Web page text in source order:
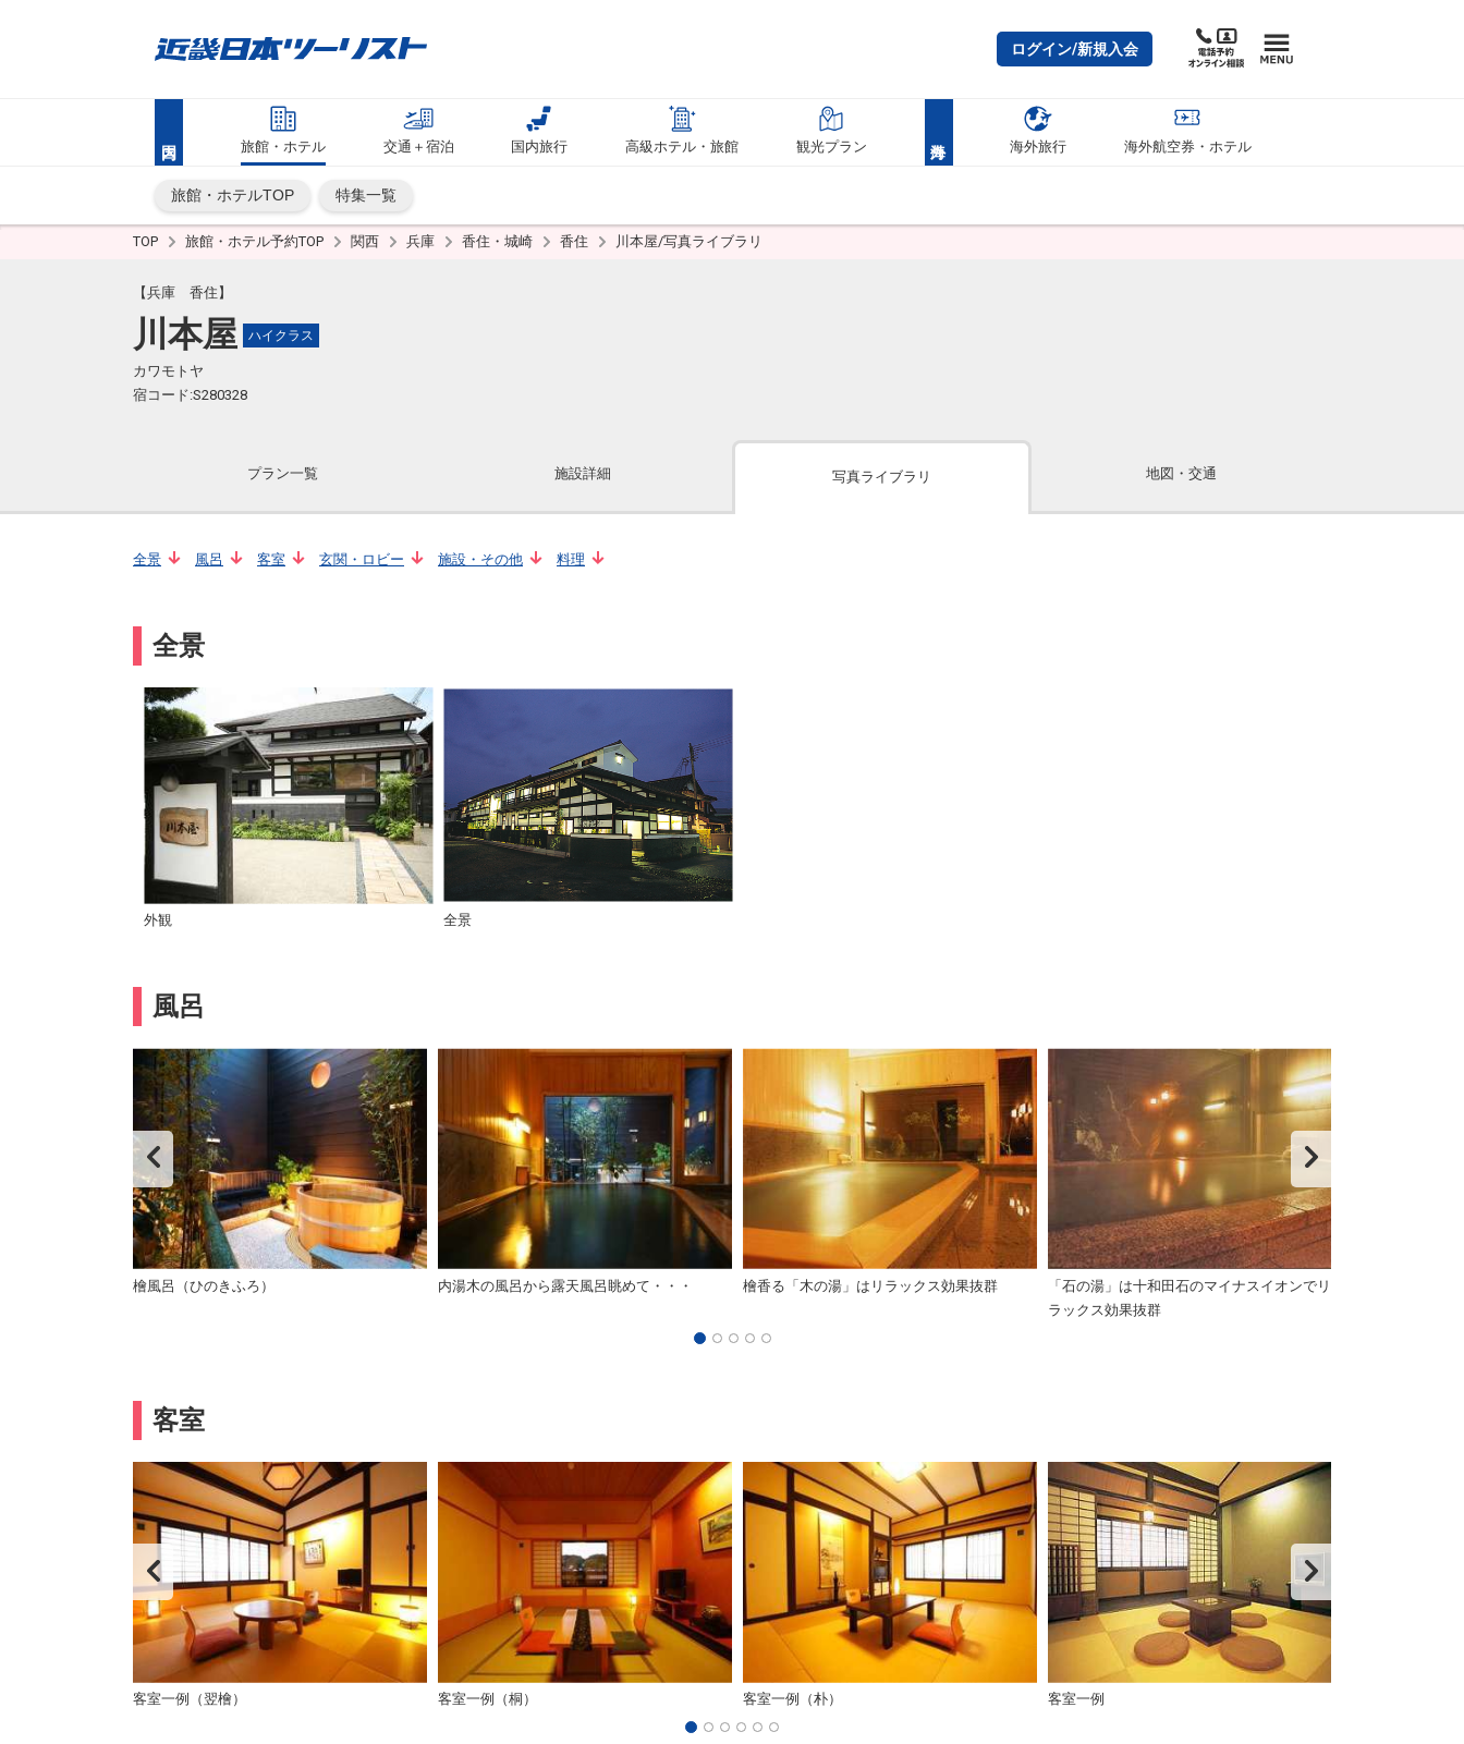
ログイン/新規入会
旅館・ホテル 交通＋宿泊 国内旅行 高級ホテル・旅館 観光プラン 海外旅行 海外航空券・ホテル
旅館・ホテルTOP 特集一覧
TOP 旅館・ホテル予約TOP 関西 兵庫 香住・城崎 香住 川本屋/写真ライブラリ
【兵庫 香住】
川本屋 ハイクラス
カワモトヤ
宿コード:S280328
プラン一覧 施設詳細 写真ライブラリ 地図・交通
全景 風呂 客室 玄関・ロビー 施設・その他 料理
全景
外観 全景
風呂
檜風呂（ひのきふろ） 内湯木の風呂から露天風呂眺めて・・・ 檜香る「木の湯」はリラックス効果抜群
「石の湯」は十和田石のマイナスイオンでリ
ラックス効果抜群
客室
客室一例（翌檜） 客室一例（桐） 客室一例（朴） 客室一例